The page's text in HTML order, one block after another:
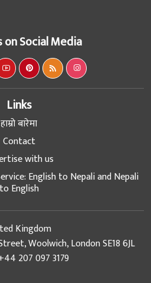
on Social Media
Links
हाम्रो बारेमा
Contact
with us
English to Nepali and Nepali
to English
Kingdom
Woolwich, London SE18 6JL
207 097 3179